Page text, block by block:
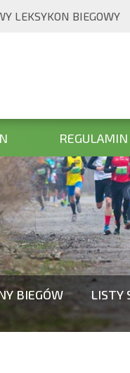
LEKSYKON BIEGOWY
BIEGÓW LISTY